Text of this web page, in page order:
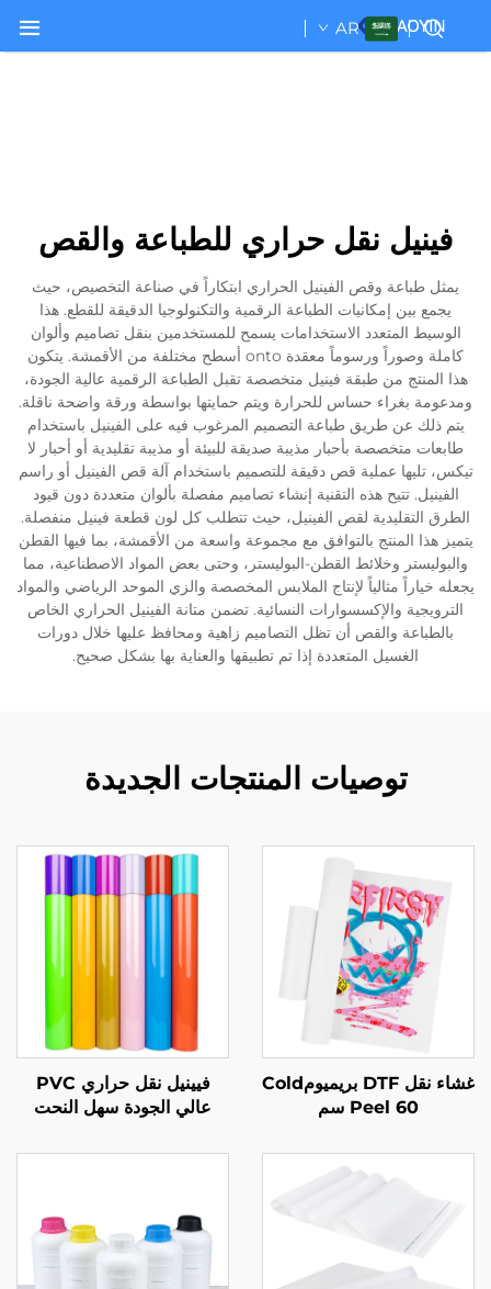
AR
فينيل نقل حراري للطباعة والقص
يمثل طباعة وقص الفينيل الحراري ابتكاراً في صناعة التخصيص، حيث
يجمع بين إمكانيات الطباعة الرقمية والتكنولوجيا الدقيقة للقطع. هذا
الوسيط المتعدد الاستخدامات يسمح للمستخدمين بنقل تصاميم وألوان
كاملة وصوراً ورسوماً معقدة onto أسطح مختلفة من الأقمشة. يتكون
هذا المنتج من طبقة فينيل متخصصة تقبل الطباعة الرقمية عالية الجودة،
ومدعومة بغراء حساس للحرارة ويتم حمايتها بواسطة ورقة واضحة ناقلة.
يتم ذلك عن طريق طباعة التصميم المرغوب فيه على الفينيل باستخدام
طابعات متخصصة بأحبار مذيبة صديقة للبيئة أو مذيبة تقليدية أو أحبار لا
تيكس، تليها عملية قص دقيقة للتصميم باستخدام آلة قص الفينيل أو راسم
الفينيل. تتيح هذه التقنية إنشاء تصاميم مفصلة بألوان متعددة دون قيود
الطرق التقليدية لقص الفينيل، حيث تتطلب كل لون قطعة فينيل منفصلة.
يتميز هذا المنتج بالتوافق مع مجموعة واسعة من الأقمشة، بما فيها القطن
والبوليستر وخلائط القطن-البوليستر، وحتى بعض المواد الاصطناعية، مما
يجعله خياراً مثالياً لإنتاج الملابس المخصصة والزي الموحد الرياضي والمواد
الترويجية والإكسسوارات النسائية. تضمن متانة الفينيل الحراري الخاص
بالطباعة والقص أن تظل التصاميم زاهية ومحافظ عليها خلال دورات
الغسيل المتعددة إذا تم تطبيقها والعناية بها بشكل صحيح.
توصيات المنتجات الجديدة
غشاء نقل DTF بريميومCold
Peel 60 سم
فيينيل نقل حراري PVC
عالي الجودة سهل النحت